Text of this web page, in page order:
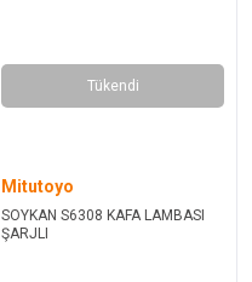
Tükendi
Mitutoyo
SOYKAN S6308 KAFA LAMBASI
ŞARJLI